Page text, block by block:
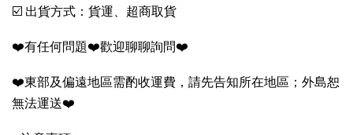
☑️ 出貨方式：貨運、超商取貨
❤️有任何問題❤️歡迎聊聊詢問❤️
❤️東部及偏遠地區需酌收運費，請先告知所在地區；外島恕
無法運送❤️